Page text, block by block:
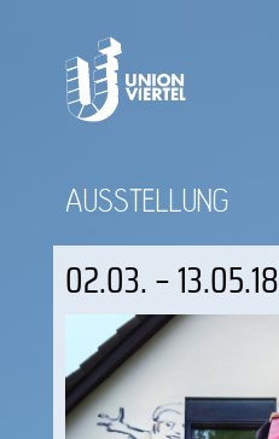
AUSSTELLUNG
02.03. – 13.05.18